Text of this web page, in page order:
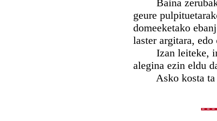
Baina zerubak
geure
domeeketako
laster argitara,
Izan leiteke,
alegina ezin eldu
Asko kosta ta